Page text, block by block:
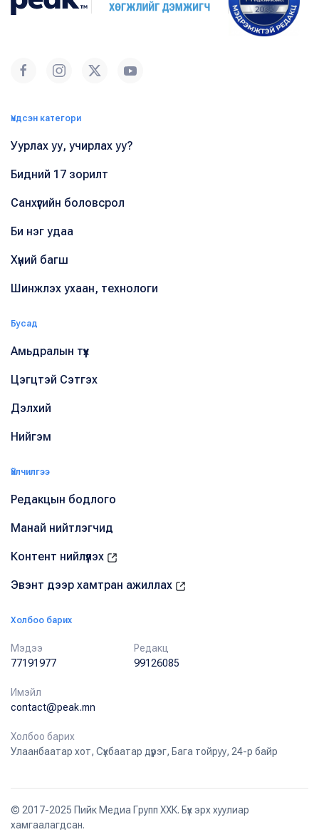
Үндсэн категори
Уурлах уу, учирлах уу?
Бидний 17 зорилт
Санхүүгийн боловсрол
Би нэг удаа
Хүний багш
Шинжлэх ухаан, технологи
Бусад
Амьдралын түүх
Цэгцтэй Сэтгэх
Дэлхий
Нийгэм
Үйлчилгээ
Редакцын бодлого
Манай нийтлэгчид
Контент нийлүүлэх
Эвэнт дээр хамтран ажиллах
Холбоо барих
Мэдээ
77191977
Редакц
99126085
Имэйл
contact@peak.mn
Холбоо барих
Улаанбаатар хот, Сүхбаатар дүүрэг, Бага тойруу, 24-р байр
© 2017-2025 Пийк Медиа Групп ХХК. Бүх эрх хуулиар
хамгаалагдсан.